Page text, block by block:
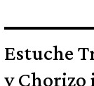
Estuche
y Chorizo